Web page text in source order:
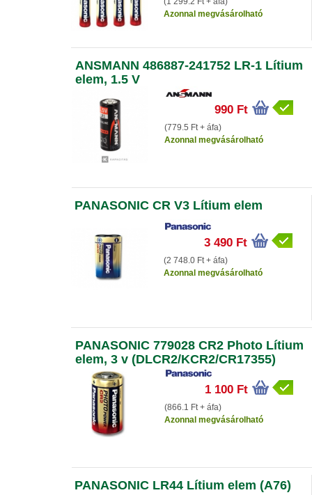
Azonnal megvásárolható
ANSMANN 486887-241752 LR-1 Lítium
elem, 1.5 V
990 Ft
(779.5 Ft + áfa)
Azonnal megvásárolható
PANASONIC CR V3 Lítium elem
3 490 Ft
(2 748.0 Ft + áfa)
Azonnal megvásárolható
PANASONIC 779028 CR2 Photo Lítium
elem, 3 v (DLCR2/KCR2/CR17355)
1 100 Ft
(866.1 Ft + áfa)
Azonnal megvásárolható
PANASONIC LR44 Lítium elem (A76)